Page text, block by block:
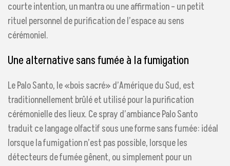
courte intention, un mantra ou une affirmation – un petit
rituel personnel de purification de l’espace au sens
cérémoniel.
Une alternative sans fumée à la fumigation
Le Palo Santo, le «bois sacré» d’Amérique du Sud, est
traditionnellement brûlé et utilisé pour la purification
cérémonielle des lieux. Ce spray d’ambiance Palo Santo
traduit ce langage olfactif sous une forme sans fumée: idéal
lorsque la fumigation n’est pas possible, lorsque les
détecteurs de fumée gênent, ou simplement pour un